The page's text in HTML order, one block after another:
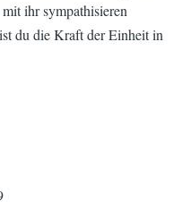
ihr sympathisieren
du die Kraft der Einheit in